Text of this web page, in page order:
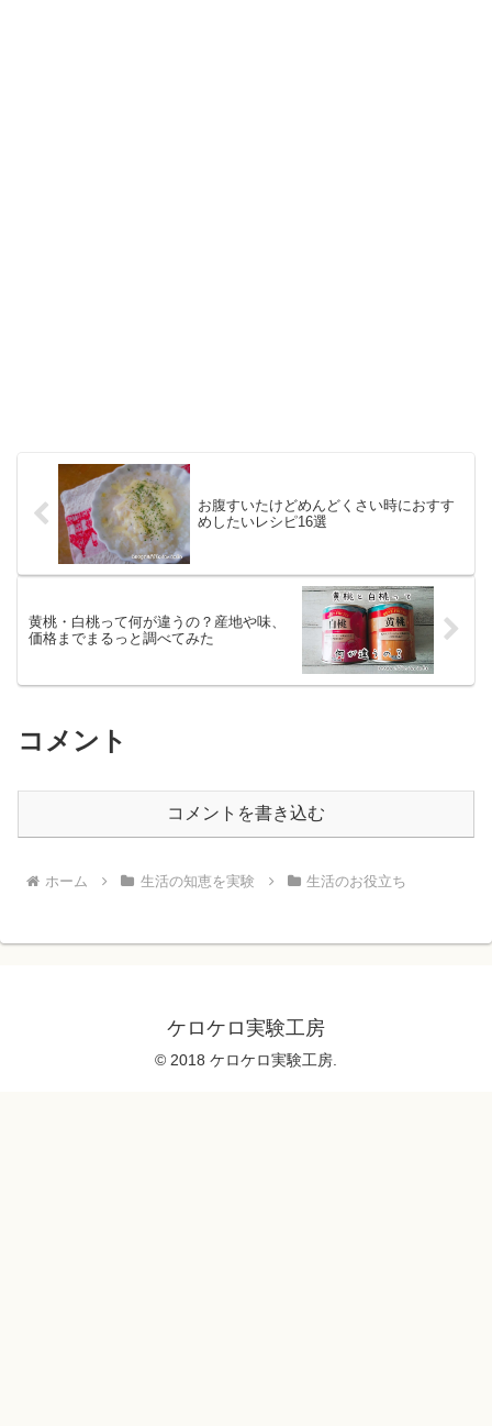
お腹すいたけどめんどくさい時におすす
めしたいレシピ16選
黄桃・白桃って何が違うの？産地や味、
価格までまるっと調べてみた
コメント
コメントを書き込む
ホーム 生活の知恵を実験 生活のお役立ち
ケロケロ実験工房
© 2018 ケロケロ実験工房.